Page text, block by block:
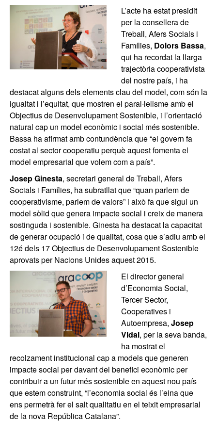
L’acte ha estat presidit
per la consellera de
Treball, Afers Socials i
Famílies, Dolors Bassa,
qui ha recordat la llarga
trajectòria cooperativista
del nostre país, i ha
destacat alguns dels elements clau del model, com són la
igualtat i l’equitat, que mostren el paral·lelisme amb el
Objectius de Desenvolupament Sostenible, i l’orientació
natural cap un model econòmic i social més sostenible.
Bassa ha afirmat amb contundència que “el govern fa
costat al sector cooperatiu perquè aquest fomenta el
model empresarial que volem com a país”.
Josep Ginesta, secretari general de Treball, Afers
Socials i Famílies, ha subratllat que “quan parlem de
cooperativisme, parlem de valors” i això fa que sigui un
model sòlid que genera impacte social i creix de manera
sostinguda i sostenible. Ginesta ha destacat la capacitat
de generar ocupació i de qualitat, cosa que s’adiu amb el
12é dels 17 Objectius de Desenvolupament Sostenible
aprovats per Nacions Unides aquest 2015.
El director general
d’Economia Social,
Tercer Sector,
Cooperatives i
Autoempresa, Josep
Vidal, per la seva banda,
ha mostrat el
recolzament institucional cap a models que generen
impacte social per davant del benefici econòmic per
contribuir a un futur més sostenible en aquest nou país
que estem construint, “l’economia social és l’eina que
ens permetrà fer el salt qualitatiu en el teixit empresarial
de la nova República Catalana”.